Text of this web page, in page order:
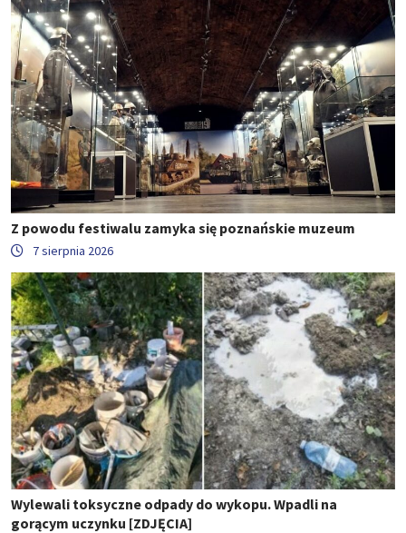
Z powodu festiwalu zamyka się poznańskie muzeum
7 sierpnia 2026
Wylewali toksyczne odpady do wykopu. Wpadli na
gorącym uczynku [ZDJĘCIA]